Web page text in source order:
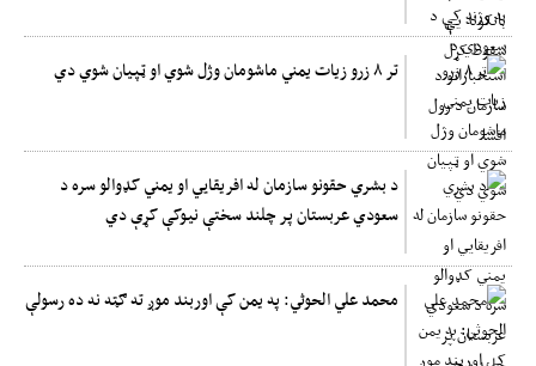
تر ۸ زرو زیات یمني ماشومان وژل شوي او ټپیان شوي دي
د بشري حقونو سازمان له افریقايي او یمني کډوالو سره د
سعودي عربستان پر چلند سختې نیوکې کړې دي
محمد علي الحوثي: په یمن کې اوربند موږ ته ګټه نه ده رسولې